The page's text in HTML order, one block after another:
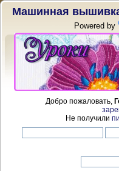
Машинная
Powered by
Добро пожаловать,
Не получили